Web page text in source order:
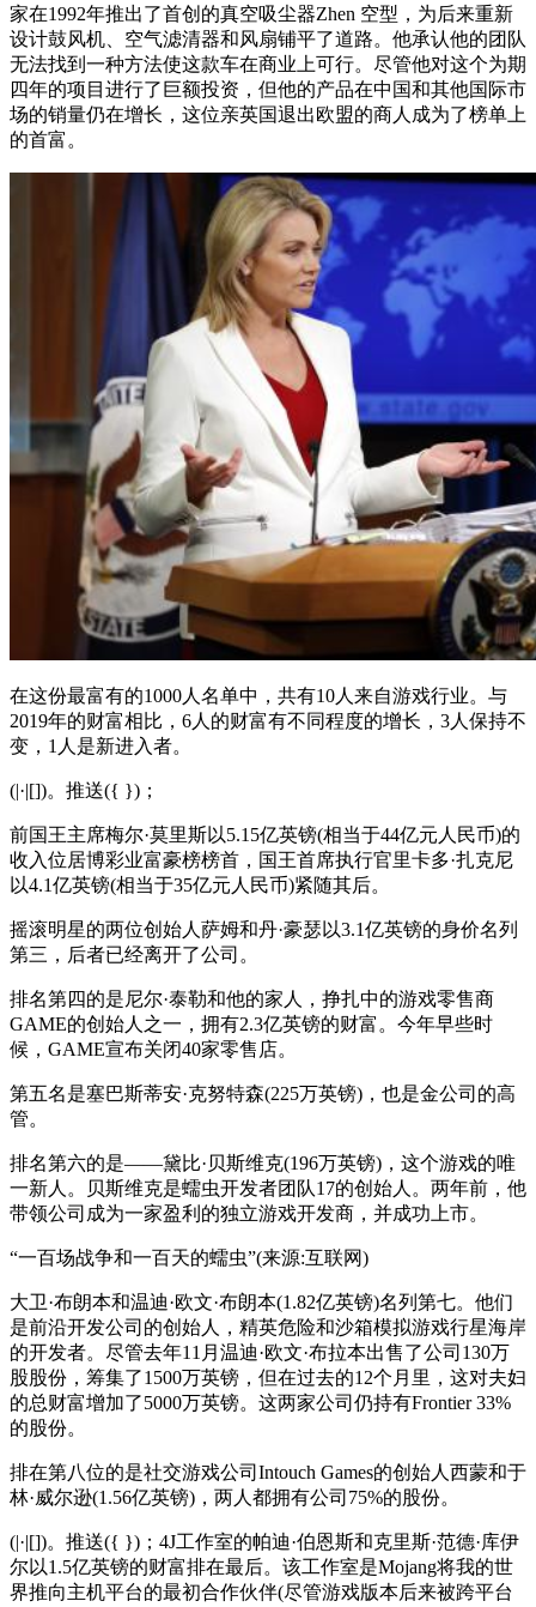
家在1992年推出了首创的真空吸尘器Zhen 空型，为后来重新
设计鼓风机、空气滤清器和风扇铺平了道路。他承认他的团队
无法找到一种方法使这款车在商业上可行。尽管他对这个为期
四年的项目进行了巨额投资，但他的产品在中国和其他国际市
场的销量仍在增长，这位亲英国退出欧盟的商人成为了榜单上
的首富。
在这份最富有的1000人名单中，共有10人来自游戏行业。与
2019年的财富相比，6人的财富有不同程度的增长，3人保持不
变，1人是新进入者。
(|·|[])。推送({ })；
前国王主席梅尔·莫里斯以5.15亿英镑(相当于44亿元人民币)的
收入位居博彩业富豪榜榜首，国王首席执行官里卡多·扎克尼
以4.1亿英镑(相当于35亿元人民币)紧随其后。
摇滚明星的两位创始人萨姆和丹·豪瑟以3.1亿英镑的身价名列
第三，后者已经离开了公司。
排名第四的是尼尔·泰勒和他的家人，挣扎中的游戏零售商
GAME的创始人之一，拥有2.3亿英镑的财富。今年早些时
候，GAME宣布关闭40家零售店。
第五名是塞巴斯蒂安·克努特森(225万英镑)，也是金公司的高
管。
排名第六的是——黛比·贝斯维克(196万英镑)，这个游戏的唯
一新人。贝斯维克是蠕虫开发者团队17的创始人。两年前，他
带领公司成为一家盈利的独立游戏开发商，并成功上市。
“一百场战争和一百天的蠕虫”(来源:互联网)
大卫·布朗本和温迪·欧文·布朗本(1.82亿英镑)名列第七。他们
是前沿开发公司的创始人，精英危险和沙箱模拟游戏行星海岸
的开发者。尽管去年11月温迪·欧文·布拉本出售了公司130万
股股份，筹集了1500万英镑，但在过去的12个月里，这对夫妇
的总财富增加了5000万英镑。这两家公司仍持有Frontier 33%
的股份。
排在第八位的是社交游戏公司Intouch Games的创始人西蒙和于
林·威尔逊(1.56亿英镑)，两人都拥有公司75%的股份。
(|·|[])。推送({ })；4J工作室的帕迪·伯恩斯和克里斯·范德·库伊
尔以1.5亿英镑的财富排在最后。该工作室是Mojang将我的世
界推向主机平台的最初合作伙伴(尽管游戏版本后来被跨平台